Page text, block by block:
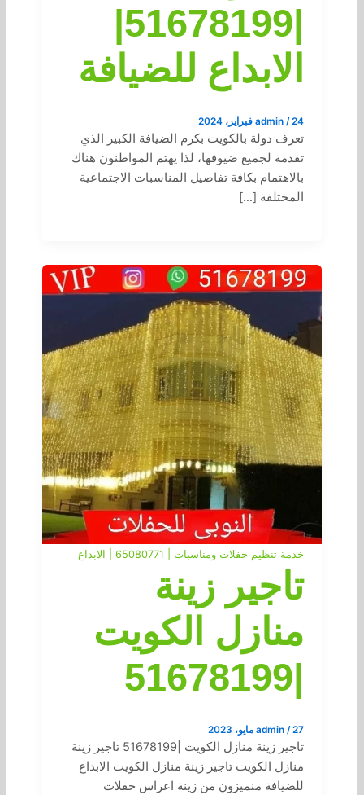
|51678199|
الابداع للضيافة
admin /24 فبراير، 2024
تعرف دولة بالكويت بكرم الضيافة الكبير الذي
تقدمه لجميع ضيوفها، لذا يهتم المواطنون هناك
بالاهتمام بكافة تفاصيل المناسبات الاجتماعية
المختلفة […]
خدمة تنظيم حفلات ومناسبات | 65080771 | الابداع
تاجير زينة
منازل الكويت
|51678199
admin /27 مايو، 2023
تاجير زينة منازل الكويت |51678199 تاجير زينة
منازل الكويت تاجير زينة منازل الكويت الابداع
للضيافة منميزون من زينة اعراس حفلات